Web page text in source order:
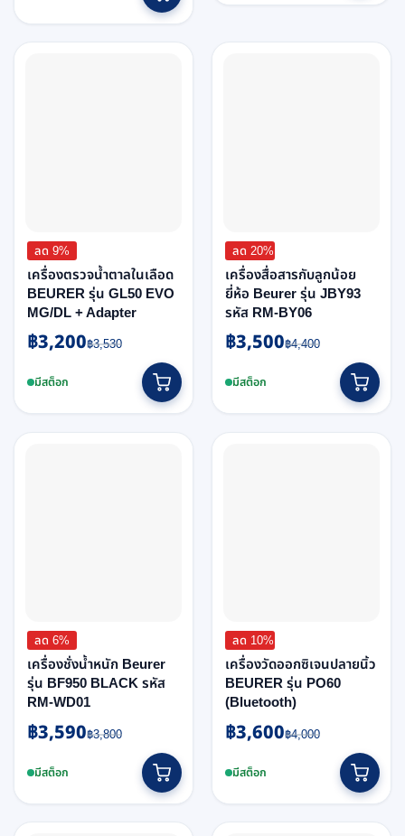
ลด 9%
เครื่องตรวจน้ำตาลในเลือด
BEURER รุ่น GL50 EVO
MG/DL + Adapter
฿3,530
Original
was:
฿3,200
Current
is:มีสต็อก
ลด 20%
เครื่องสื่อสารกับลูกน้อย
ยี่ห้อ Beurer รุ่น JBY93
รหัส RM-BY06
฿4,400
Original
was:
฿3,500
Current
is:มีสต็อก
ลด 6%
เครื่องชั่งน้ำหนัก Beurer
รุ่น BF950 BLACK รหัส
RM-WD01
฿3,800
Original
was:
฿3,590
Current
is:มีสต็อก
ลด 10%
เครื่องวัดออกซิเจนปลายนิ้ว
BEURER รุ่น PO60
(Bluetooth)
฿4,000
Original
was:
฿3,600
Current
is:มีสต็อก